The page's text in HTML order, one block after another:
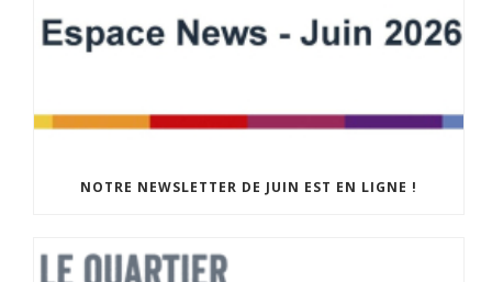
NOTRE NEWSLETTER DE JUIN EST EN LIGNE !